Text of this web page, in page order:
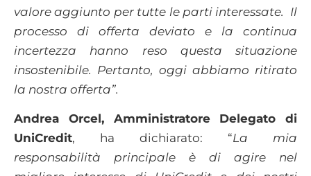
valore aggiunto per tutte le parti interessate. Il
processo di offerta deviato e la continua
incertezza hanno reso questa situazione
insostenibile. Pertanto, oggi abbiamo ritirato
la nostra offerta”.
Andrea Orcel, Amministratore Delegato di
UniCredit, ha dichiarato: “La mia
responsabilità principale è di agire nel